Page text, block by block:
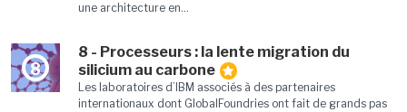
une architecture en...
8
8 - Processeurs : la lente migration du
silicium au carbone
Les laboratoires d’IBM associés à des partenaires
internationaux dont GlobalFoundries ont fait de grands pas